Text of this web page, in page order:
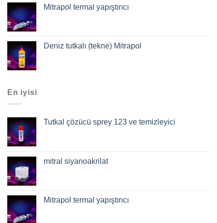
Mitrapol termal yapıştırıcı
Deniz tutkalı (tekne) Mitrapol
En iyisi
Tutkal çözücü sprey 123 ve temizleyici
mitral siyanoakrilat
Mitrapol termal yapıştırıcı